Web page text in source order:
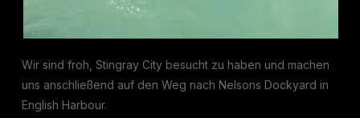
Wir sind froh, Stingray City besucht zu haben und machen
uns anschließend auf den Weg nach Nelsons Dockyard in
English Harbour.